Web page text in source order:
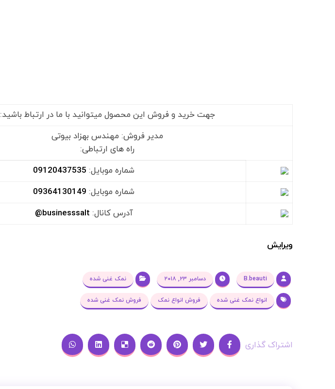
جهت خرید و فروش این محصول میتوانید با ما در ارتباط باشید:
مدیر فروش: مهندس بهزاد بیوتی
راه های ارتباطی:
شماره موبایل: 09120437535
شماره موبایل: 09364130149
آدرس کانال: businesssalt@
ویرایش
B.beauti دسامبر ۲۳, ۲۰۱۸ نمک غنی شده
انواع نمک غنی شده فروش انواع نمک فروش نمک غنی شده